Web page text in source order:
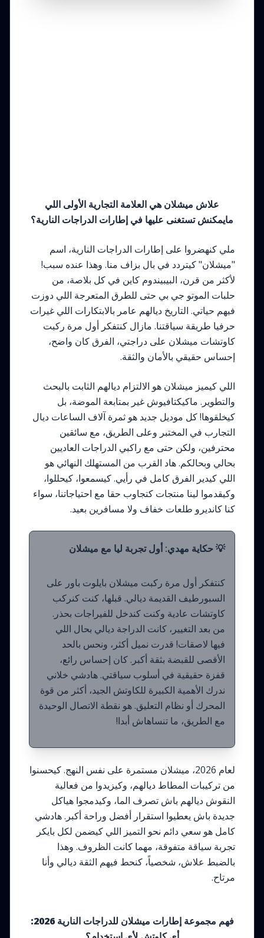
علاش ميشلان هي العلامة التجارية الأولى اللي
مايمكنش تستغنى عليها في إطارات الدراجات النارية؟
ملي كنهضروا على إطارات الدراجات النارية، اسم
"ميشلان" كيتردد في بال بزاف منا. وهذا عنده سبب!
لأكثر من قرن، البيبيندوم كاين في كل بلاصة، من
حلبات الموتو جي بي حتى للطرق المتعرجة اللي دوزت
فيهم حياتي. التاريخ ديالهم عامر بالابتكارات اللي غيرات
حرفيا طريقة سياقتنا. مازال كنتفكر أول مرة ركبت
كاوتشات ميشلان على دراجتي، الفرق كان واضح،
إحساس حقيقي بالأمان والثقة.
اللي كيميز ميشلان هو الالتزام ديالهم الثابت بالبحث
والتطوير. ماكيكتافيوش غير بمتابعة الموضة، بل
كيخلقوها! كل موديل جديد هو ثمرة آلاف الساعات ديال
التجارب في المختبر وعلى الطريق، مع سائقين
محترفين، ولكن حتى مع راكبي الدراجات العاديين
بحالي وبحالكم. هاد القرب من المستهلك النهائي هو
اللي كيدير الفرق كامل في رأيي. كيسمعوا، كيحللوا،
وكيقدموا لينا منتجات كتجاوب حقا مع احتياجاتنا، سواء
كنا كانديرو طلعات خفاف ولا مسافرين بعيد.
💡 حكاية مهدي: أول تجربة ليا مع ميشلان
كنتفكر أول مرة ركبت ميشلان بايلوت باور على
السبورطيف القديمة ديالي. قبلها، كنت كنركب
كاوتشات عادية وكنت كندخل للفيراجات بحذر.
من بعد التغيير، كانت الدراجة ديالي بحال اللي
فيها لاصقات! قدرت نميل أكثر، ونحس بالحد
الأقصى للقبضة بثقة أكبر. كان إحساس رائع،
قفزة حقيقية في أسلوب سياقتي. هادشي خلاني
ندرك الأهمية الكبيرة للكاوتش الجيد، أكثر من قوة
المحرك أو نظام التعليق. هو نقطة الاتصال الوحيدة
مع الطريق، ما تنساهاش أبدا!
لعام 2026، ميشلان مستمرة على نفس النهج. كيحسنوا
من تركيبات المطاط ديالهم، وكيزيدوا من فعالية
النقوش ديالهم باش تصرف الما، وكيدمجوا هياكل
جديدة باش يعطيوا استقرار أفضل وراحة أكبر. هادشي
كامل هو سعي دائم نحو التميز اللي كيضمن لكل بايكر
تجربة سياقة متفوقة، مهما كانت الظروف. وهذا
بالضبط علاش، شخصياً، كنحط فيهم الثقة ديالي وأنا
مرتاح.
فهم مجموعة إطارات ميشلان للدراجات النارية 2026: